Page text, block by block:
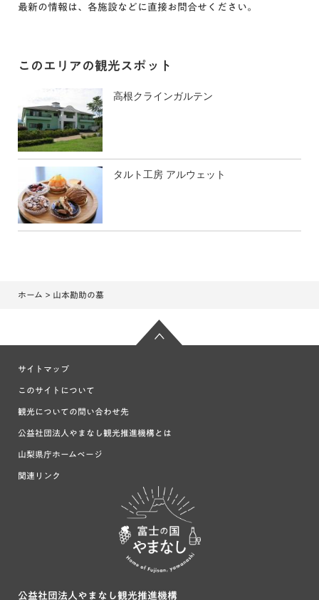
最新の情報は、各施設などに直接お問合せください。
このエリアの観光スポット
高根クラインガルテン
タルト工房 アルウェット
ホーム > 山本勘助の墓
サイトマップ
このサイトについて
観光についての問い合わせ先
公益社団法人やまなし観光推進機構とは
山梨県庁ホームページ
関連リンク
富士の国や
まなし
公益社団法人やまなし観光推進機構